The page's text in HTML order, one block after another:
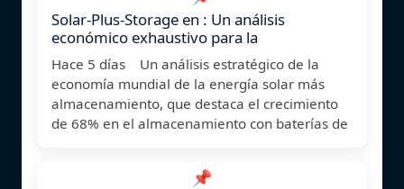
Solar-Plus-Storage en : Un análisis
económico exhaustivo para la
Hace 5 días Un análisis estratégico de la
economía mundial de la energía solar más
almacenamiento, que destaca el crecimiento
de 68% en el almacenamiento con baterías de
📌